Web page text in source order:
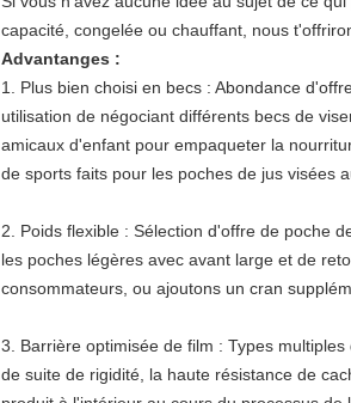
capacité, congelée ou chauffant, nous
Advantanges :
1. Plus bien choisi en becs : Abondance
utilisation de négociant différents becs de
amicaux d'enfant pour empaqueter la
de sports faits pour les poches de jus visées
2. Poids flexible : Sélection d'offre de poche
les poches légères avec avant large et de
consommateurs, ou ajoutons un cran
3. Barrière optimisée de film : Types
de suite de rigidité, la haute résistance de